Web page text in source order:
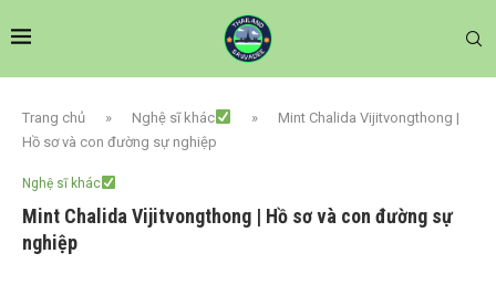
Trang chủ » Nghệ sĩ khác »
Mint Chalida Vijitvongthong |
Hồ sơ và con đường sự nghiệp
Nghệ sĩ khác
Mint Chalida Vijitvongthong | Hồ sơ và con đường sự
nghiệp